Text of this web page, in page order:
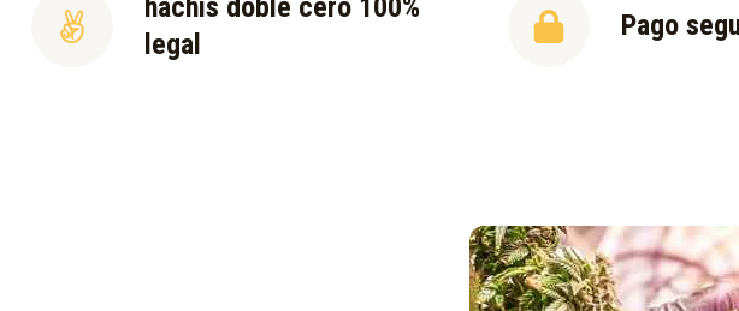
hachis doble cero 100%
legal
Pago